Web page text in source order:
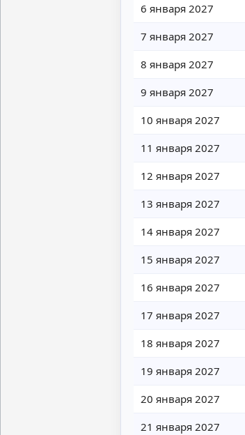
6 января 2027
7 января 2027
8 января 2027
9 января 2027
10 января 2027
11 января 2027
12 января 2027
13 января 2027
14 января 2027
15 января 2027
16 января 2027
17 января 2027
18 января 2027
19 января 2027
20 января 2027
21 января 2027